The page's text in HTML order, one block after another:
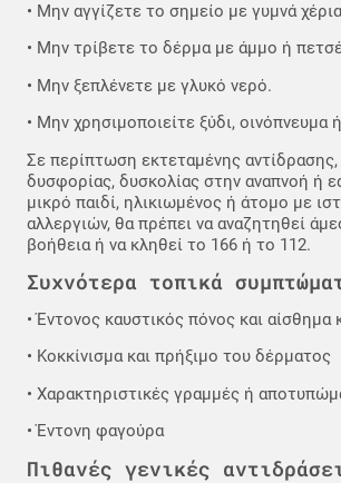
• Μην αγγίζετε το σημείο με γυμνά
• Μην τρίβετε το δέρμα με άμμο ή
• Μην ξεπλένετε με γλυκό νερό.
• Μην χρησιμοποιείτε ξύδι, οινόπνευμα
Σε περίπτωση εκτεταμένης αντίδρασης,
δυσφορίας, δυσκολίας στην αναπνοή ή
μικρό παιδί, ηλικιωμένος ή άτομο με
αλλεργιών, θα πρέπει να αναζητηθεί
βοήθεια ή να κληθεί το 166 ή το 112.
Συχνότερα τοπικά
• Έντονος καυστικός πόνος και αίσθημα
• Κοκκίνισμα και πρήξιμο του δέρματος
• Χαρακτηριστικές γραμμές ή
• Έντονη φαγούρα
Πιθανές γενικές